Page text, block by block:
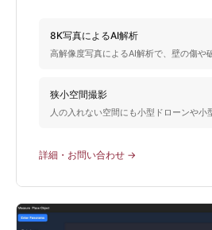
8K写真によるAI解析
高解像度写真によるAI解析で、壁の傷や
狭小空間撮影
人の入れない空間にも小型ドローンや小
詳細・お問い合わせ →